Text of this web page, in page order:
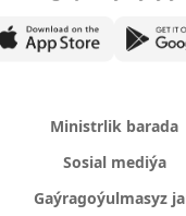
Ministrlik barada
Sosial mediýa
Gaýragoýulmasyz